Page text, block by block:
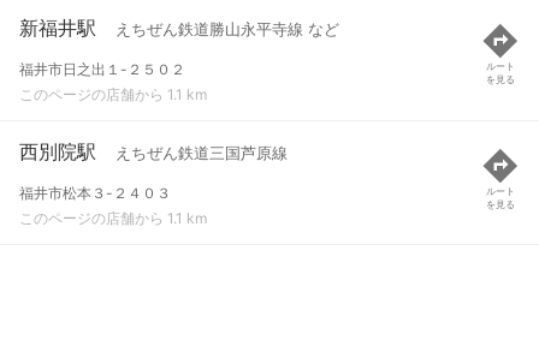
新福井駅 えちぜん鉄道勝山永平寺線 など
福井市日之出１-２５０２
このページの店舗から 1.1 km
ルート
を見る
西別院駅 えちぜん鉄道三国芦原線
福井市松本３-２４０３
このページの店舗から 1.1 km
ルート
を見る